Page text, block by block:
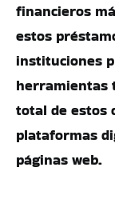
financieros
estos
instituciones
herramientas
total de estos
plataformas
páginas web.